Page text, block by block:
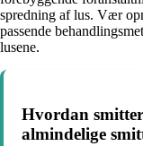
spredning af lus. Vær
passende
lusene.
Hvordan
almindelige